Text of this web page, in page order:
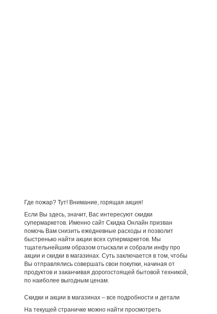
Где пожар? Тут! Внимание, горящая акция!
Если Вы здесь, значит, Вас интересуют скидки
супермаркетов. Именно сайт Скидка Онлайн призван
помочь Вам снизить ежедневные расходы и позволит
быстренько найти акции всех супермаркетов. Мы
тщательнейшим образом отыскали и собрали инфу про
акции и скидки в магазинах. Суть заключается в том, чтобы
Вы отправлялись совершать свои покупки, начиная от
продуктов и заканчивая дорогостоящей бытовой техникой,
по наиболее выгодным ценам.
Скидки и акции в магазинах – все подробности и детали
На текущей страничке можно найти просмотреть